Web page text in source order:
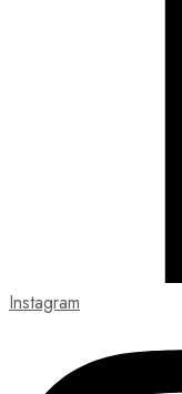
Instagram